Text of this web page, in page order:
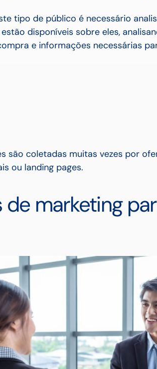
tipo de público é necessário
disponíveis sobre eles,
e informações necessárias
são coletadas muitas vezes por
ou landing pages.
de marketing